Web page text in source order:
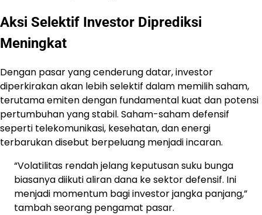
Aksi Selektif Investor Diprediksi
Meningkat
Dengan pasar yang cenderung datar, investor
diperkirakan akan lebih selektif dalam memilih saham,
terutama emiten dengan fundamental kuat dan potensi
pertumbuhan yang stabil. Saham-saham defensif
seperti telekomunikasi, kesehatan, dan energi
terbarukan disebut berpeluang menjadi incaran.
“Volatilitas rendah jelang keputusan suku bunga
biasanya diikuti aliran dana ke sektor defensif. Ini
menjadi momentum bagi investor jangka panjang,”
tambah seorang pengamat pasar.